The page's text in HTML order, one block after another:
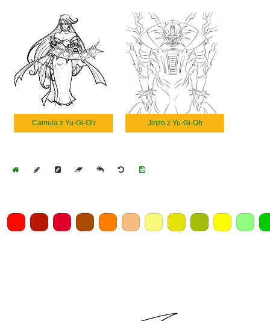
Camula z Yu-Gi-Oh Jinzo z Yu-Gi-Oh